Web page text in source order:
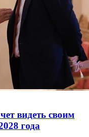
видеть своим
года